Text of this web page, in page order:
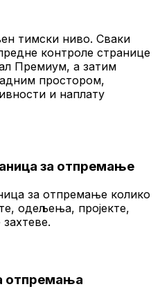
тимски ниво. Сваки
контроле странице
Премиум, а затим
простором,
и наплату
за отпремање
за отпремање колико
одељења, пројекте,
отпремања